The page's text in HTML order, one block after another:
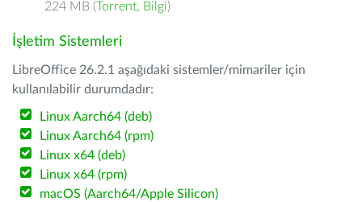
224 MB (Torrent, Bilgi)
İşletim Sistemleri
LibreOffice 26.2.1 aşağıdaki sistemler/mimariler için
kullanılabilir durumdadır:
Linux Aarch64 (deb)
Linux Aarch64 (rpm)
Linux x64 (deb)
Linux x64 (rpm)
macOS (Aarch64/Apple Silicon)